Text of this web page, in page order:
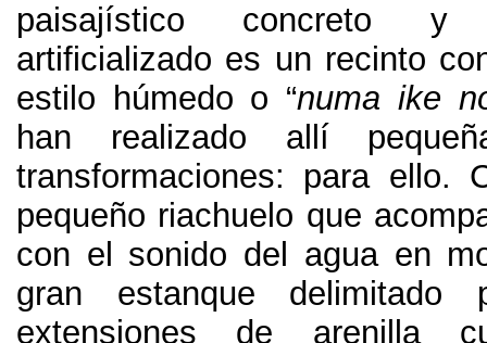
paisajístico concreto y
artificializado es un recinto
estilo húmedo o “numa ike
han realizado allí
transformaciones: para ello.
pequeño riachuelo que
con el sonido del agua en
gran estanque delimitado
extensiones de arenilla